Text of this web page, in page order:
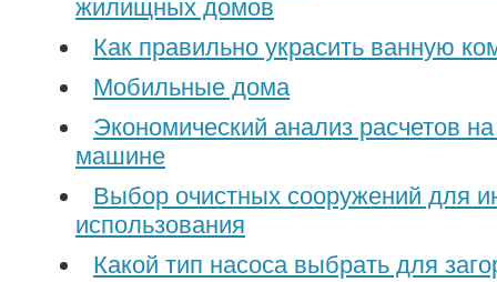
жилищных домов
Как правильно украсить ванную
Мобильные дома
Экономический анализ расчетов
машине
Выбор очистных сооружений для
использования
Какой тип насоса выбрать для